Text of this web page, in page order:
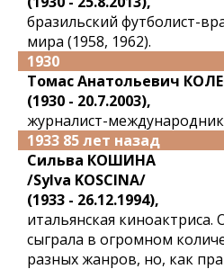
бразильский футболист-
мира (1958, 1962).
1930
Томас Анатольевич
(1930 - 20.7.2003),
журналист-
1933 85 лет назад
Сильва КОШИНА
/Sylva KOSCINA/
(1933 - 26.12.1994),
итальянская киноактриса.
сыграла в огромном
разных жанров, но, как